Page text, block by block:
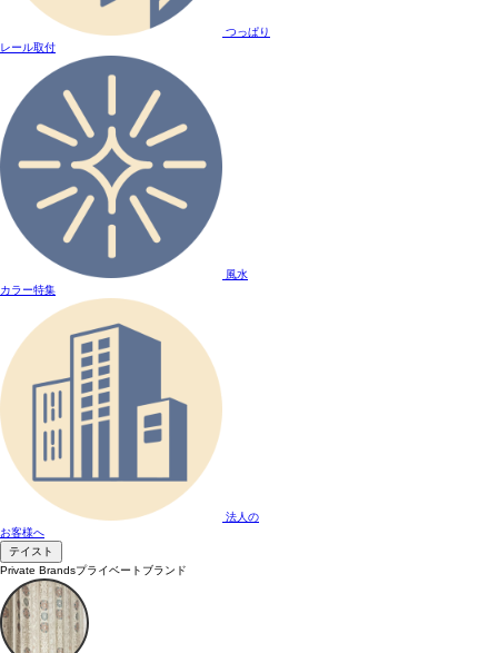
つっぱり
レール取付
風水
カラー特集
法人の
お客様へ
テイスト
Private Brandsプライベートブランド